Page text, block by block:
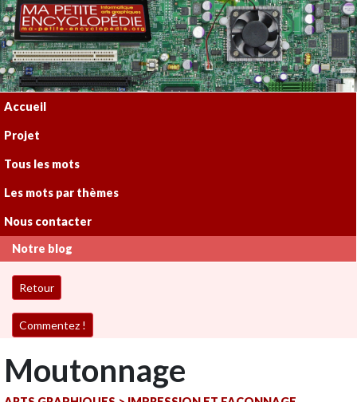
Accueil
Projet
Tous les mots
Les mots par thèmes
Nous contacter
Notre blog
Moutonnage